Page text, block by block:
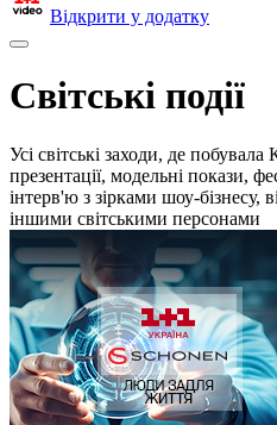
Відкрити у додатку
Світські події
Усі світські заходи, де
презентації, модельні покази,
інтерв'ю з зірками шоу-бізнесу,
іншими світськими персонами